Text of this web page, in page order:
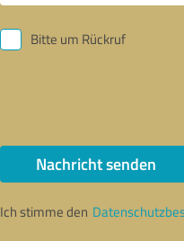
Bitte um Rückruf
Nachricht senden
Ich stimme den